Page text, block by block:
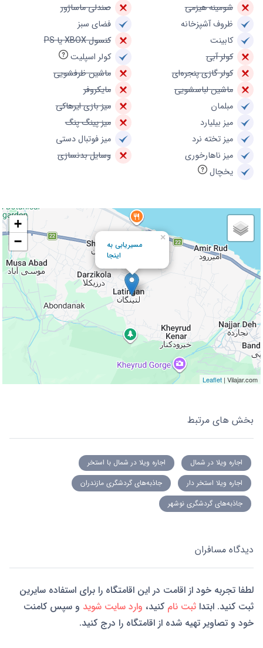
شومینه هیزمی
صندلی ماساژور
ظروف آشپزخانه
فضای سبز
کابینت
کنسول XBOX یا PS
کولر آبی
کولر اسپلیت
کولر گازی پنجره‌ای
ماشین ظرفشویی
ماشین لباسشویی
مایکروفر
مبلمان
میز بازی ایرهاکی
میز بیلیارد
میز پینگ پنگ
میز تخته نرد
میز فوتبال دستی
میز ناهارخوری
وسایل بدنسازی
یخچال
مسیریابی به
اینجا
×
+
−
Leaflet | Vilajar.com
بخش های مرتبط
اجاره ویلا در شمال
اجاره ویلا در شمال با استخر
اجاره ویلا استخر دار
جاذبه‌های گردشگری مازندران
جاذبه‌های گردشگری نوشهر
دیدگاه مسافران
لطفا تجربه خود از اقامت در این اقامتگاه را برای استفاده سایرین
ثبت کنید. ابتدا ثبت نام کنید، وارد سایت شوید و سپس کامنت
خود و تصاویر تهیه شده از اقامتگاه را درج کنید.